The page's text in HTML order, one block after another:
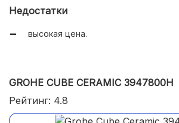
Недостатки
высокая цена.
GROHE CUBE CERAMIC 3947800H
Рейтинг: 4.8